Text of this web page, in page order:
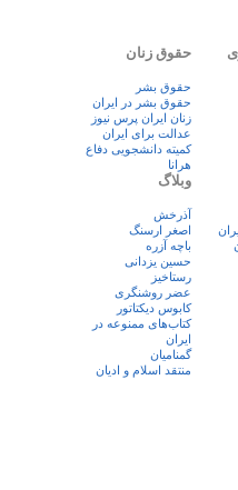
حقوق زنان
حقوق بشر
حقوق بشر در ایران
زنان ايران پرس نيوز
عدالت برای ایران
کمیته دانشجویی دفاع
هرانا
وبلاگ
آذرخش
اصغر ارسنگ
باچه آزره
حسین یزدانی
رستاخیز
عضر روشنگری
کابوس دیکتاتور
کتاب‌های ممنوعه در
ایران
گمنامیان
منتقد اسلام و ادیان